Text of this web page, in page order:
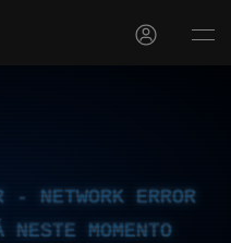
NETWORK ERROR
NESTE MOMENTO